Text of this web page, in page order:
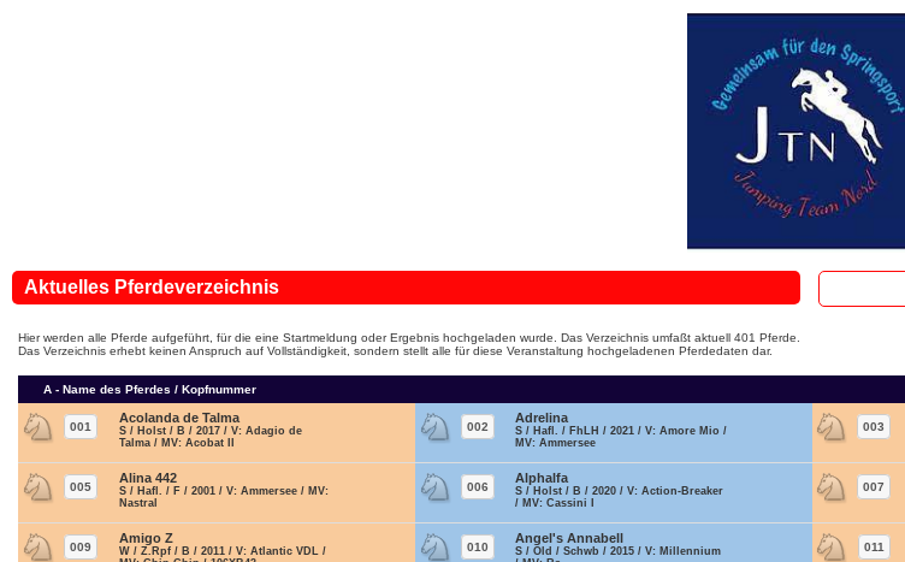
Aktuelles Pferdeverzeichnis
Hier werden alle Pferde aufgeführt, für die eine Startmeldung oder Ergebnis hochgeladen wurde. Das Verzeichnis umfaßt aktuell 401 Pferde.
Das Verzeichnis erhebt keinen Anspruch auf Vollständigkeit, sondern stellt alle für diese Veranstaltung hochgeladenen Pferdedaten dar.
A - Name des Pferdes / Kopfnummer
001
Acolanda de Talma
S / Holst / B / 2017 / V: Adagio de
Talma / MV: Acobat II
002
Adrelina
S / Hafl. / FhLH / 2021 / V: Amore Mio /
MV: Ammersee
003
005
Alina 442
S / Hafl. / F / 2001 / V: Ammersee / MV:
Nastral
006
Alphalfa
S / Holst / B / 2020 / V: Action-Breaker
/ MV: Cassini I
007
009
Amigo Z
W / Z.Rpf / B / 2011 / V: Atlantic VDL /
010
Angel's Annabell
S / Old / Schwb / 2015 / V: Millennium
011